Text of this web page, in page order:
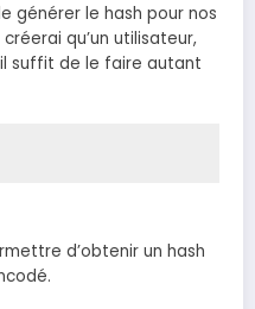
générer le hash pour nos
qu’un utilisateur,
suffit de le faire autant
d’obtenir un hash